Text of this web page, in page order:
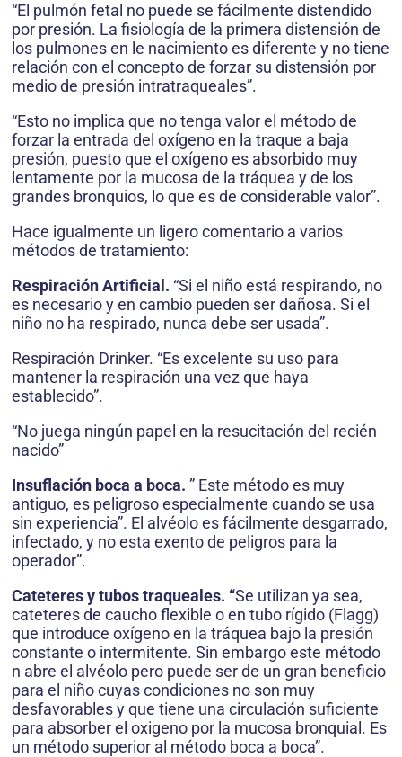
“El pulmón fetal no puede se fácilmente distendido
por presión. La fisiología de la primera distensión de
los pulmones en le nacimiento es diferente y no tiene
relación con el concepto de forzar su distensión por
medio de presión intratraqueales”.
“Esto no implica que no tenga valor el método de
forzar la entrada del oxígeno en la traque a baja
presión, puesto que el oxígeno es absorbido muy
lentamente por la mucosa de la tráquea y de los
grandes bronquios, lo que es de considerable valor”.
Hace igualmente un ligero comentario a varios
métodos de tratamiento:
Respiración Artificial. “Si el niño está respirando, no
es necesario y en cambio pueden ser dañosa. Si el
niño no ha respirado, nunca debe ser usada”.
Respiración Drinker. “Es excelente su uso para
mantener la respiración una vez que haya
establecido”.
“No juega ningún papel en la resucitación del recién
nacido”
Insuflación boca a boca. ” Este método es muy
antiguo, es peligroso especialmente cuando se usa
sin experiencia”. El alvéolo es fácilmente desgarrado,
infectado, y no esta exento de peligros para la
operador”.
Cateteres y tubos traqueales. “Se utilizan ya sea,
cateteres de caucho flexible o en tubo rígido (Flagg)
que introduce oxígeno en la tráquea bajo la presión
constante o intermitente. Sin embargo este método
n abre el alvéolo pero puede ser de un gran beneficio
para el niño cuyas condiciones no son muy
desfavorables y que tiene una circulación suficiente
para absorber el oxigeno por la mucosa bronquial. Es
un método superior al método boca a boca”.